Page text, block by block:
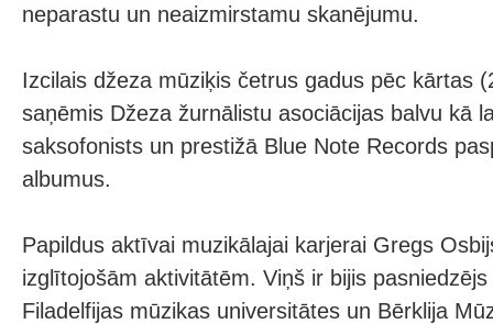
neparastu un neaizmirstamu skanējumu.
Izcilais džeza mūziķis četrus gadus pēc kārtas
saņēmis Džeza žurnālistu asociācijas balvu kā
saksofonists un prestižā Blue Note Records
albumus.
Papildus aktīvai muzikālajai karjerai Gregs
izglītojošām aktivitātēm. Viņš ir bijis
Filadelfijas mūzikas universitātes un Bērklija